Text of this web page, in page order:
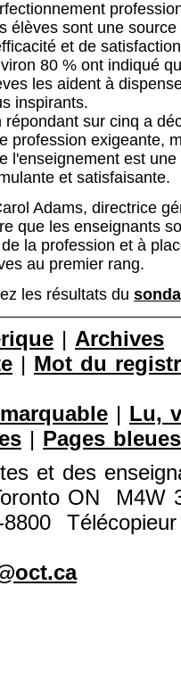
élèves sont une
et de
80 % ont indiqué
les aident à
inspirants.
répondant sur cinq a
profession exigeante,
l'enseignement est
et satisfaisante.
Adams, directrice
que les enseignants
la profession et à
au premier rang.
les résultats du
| Archives
| Mot du
| Lu,
| Pages bleues
et des
ON M4W
8800